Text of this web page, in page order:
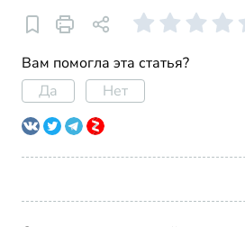
Вам помогла эта статья?
Да
Нет